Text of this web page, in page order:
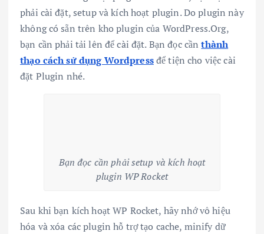
phải cài đặt, setup và kích hoạt plugin. Do plugin này
không có sẵn trên kho plugin của WordPress.Org,
bạn cần phải tải lên để cài đặt. Bạn đọc cầnthành
thạo cách sử dụng Wordpressđể tiện cho việc cài
đặt Plugin nhé.
Bạn đọc cần phải setup và kích hoạt
plugin WP Rocket
Sau khi bạn kích hoạt WP Rocket, hãy nhớ vô hiệu
hóa và xóa các plugin hỗ trợ tạo cache, minify dữ